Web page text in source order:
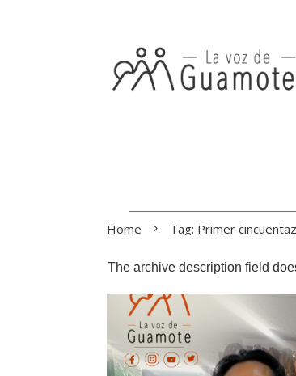
Home Tag: Primer
The archive description field